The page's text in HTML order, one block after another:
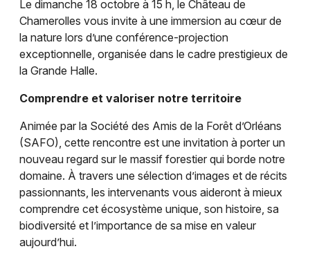
Sorties famille
Expos
Sorties & loisirs
Conférences dans le Loiret
Conférences dans le Centre
Conférences dans le Centre-Val de Loire
Toulouse
Toutes les villes
Le dimanche 18 octobre à 15 h, le Château de
Chamerolles vous invite à une immersion au cœur de
la nature lors d’une conférence-projection
exceptionnelle, organisée dans le cadre prestigieux de
la Grande Halle.
Comprendre et valoriser notre territoire
Animée par la Société des Amis de la Forêt d’Orléans
(SAFO), cette rencontre est une invitation à porter un
nouveau regard sur le massif forestier qui borde notre
domaine. À travers une sélection d’images et de récits
passionnants, les intervenants vous aideront à mieux
comprendre cet écosystème unique, son histoire, sa
biodiversité et l’importance de sa mise en valeur
aujourd’hui.